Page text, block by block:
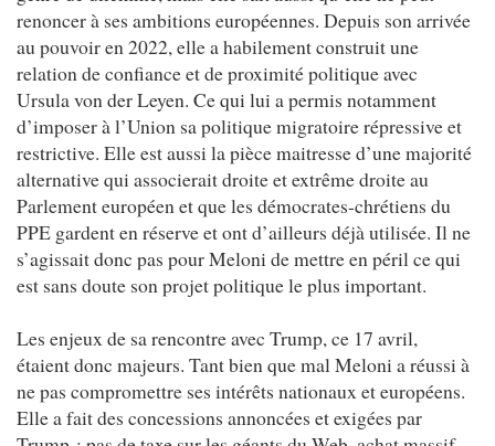
renoncer à ses ambitions européennes. Depuis son arrivée
au pouvoir en 2022, elle a habilement construit une
relation de confiance et de proximité politique avec
Ursula von der Leyen. Ce qui lui a permis notamment
d’imposer à l’Union sa politique migratoire répressive et
restrictive. Elle est aussi la pièce maitresse d’une majorité
alternative qui associerait droite et extrême droite au
Parlement européen et que les démocrates-chrétiens du
PPE gardent en réserve et ont d’ailleurs déjà utilisée. Il ne
s’agissait donc pas pour Meloni de mettre en péril ce qui
est sans doute son projet politique le plus important.
Les enjeux de sa rencontre avec Trump, ce 17 avril,
étaient donc majeurs. Tant bien que mal Meloni a réussi à
ne pas compromettre ses intérêts nationaux et européens.
Elle a fait des concessions annoncées et exigées par